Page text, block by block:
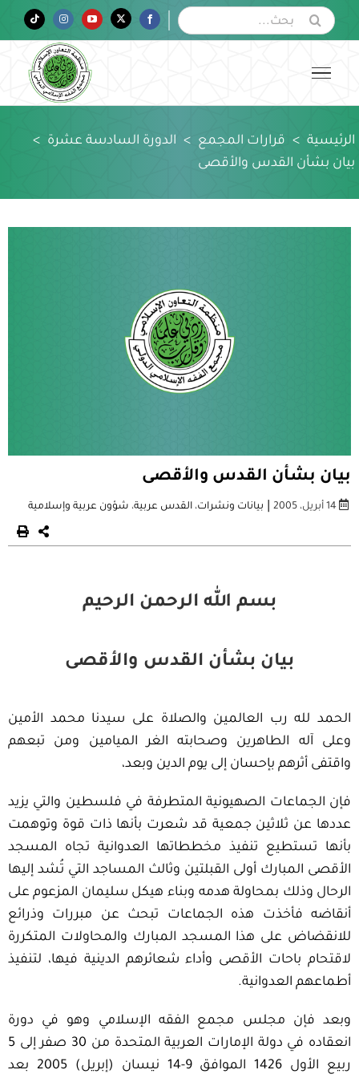
البحث
عن:
Facebook
Twitter
YouTube
Instagram
Tiktok
الرئيسية > قرارات المجمع > الدورة السادسة عشرة >
بيان بشأن القدس والأقصى
بيان بشأن القدس والأقصى
14 أبريل، 2005 | بيانات ونشرات، القدس عربية، شؤون عربية وإسلامية
بسم الله الرحمن الرحيم
بيان بشأن القدس والأقصى
الحمد لله رب العالمين والصلاة على سيدنا محمد الأمين
وعلى آله الطاهرين وصحابته الغر الميامين ومن تبعهم
واقتفى أثرهم بإحسان إلى يوم الدين وبعد،
فإن الجماعات الصهيونية المتطرفة في فلسطين والتي يزيد
عددها عن ثلاثين جمعية قد شعرت بأنها ذات قوة وتوهمت
بأنها تستطيع تنفيذ مخططاتها العدوانية تجاه المسجد
الأقصى المبارك أولى القبلتين وثالث المساجد التي تُشد إليها
الرحال وذلك بمحاولة هدمه وبناء هيكل سليمان المزعوم على
أنقاضه فأخذت هذه الجماعات تبحث عن مبررات وذرائع
للانقضاض على هذا المسجد المبارك والمحاولات المتكررة
لاقتحام باحات الأقصى وأداء شعائرهم الدينية فيها، لتنفيذ
أطماعهم العدوانية.
وبعد فإن مجلس مجمع الفقه الإسلامي وهو في دورة
انعقاده في دولة الإمارات العربية المتحدة من 30 صفر إلى 5
ربيع الأول 1426 الموافق 9-14 نيسان (إبريل) 2005 بعد